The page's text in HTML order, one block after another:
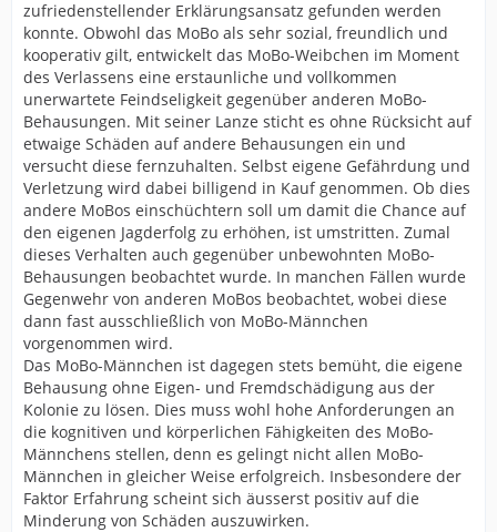
zufriedenstellender Erklärungsansatz gefunden werden
konnte. Obwohl das MoBo als sehr sozial, freundlich und
kooperativ gilt, entwickelt das MoBo-Weibchen im Moment
des Verlassens eine erstaunliche und vollkommen
unerwartete Feindseligkeit gegenüber anderen MoBo-
Behausungen. Mit seiner Lanze sticht es ohne Rücksicht auf
etwaige Schäden auf andere Behausungen ein und
versucht diese fernzuhalten. Selbst eigene Gefährdung und
Verletzung wird dabei billigend in Kauf genommen. Ob dies
andere MoBos einschüchtern soll um damit die Chance auf
den eigenen Jagderfolg zu erhöhen, ist umstritten. Zumal
dieses Verhalten auch gegenüber unbewohnten MoBo-
Behausungen beobachtet wurde. In manchen Fällen wurde
Gegenwehr von anderen MoBos beobachtet, wobei diese
dann fast ausschließlich von MoBo-Männchen
vorgenommen wird.
Das MoBo-Männchen ist dagegen stets bemüht, die eigene
Behausung ohne Eigen- und Fremdschädigung aus der
Kolonie zu lösen. Dies muss wohl hohe Anforderungen an
die kognitiven und körperlichen Fähigkeiten des MoBo-
Männchens stellen, denn es gelingt nicht allen MoBo-
Männchen in gleicher Weise erfolgreich. Insbesondere der
Faktor Erfahrung scheint sich äusserst positiv auf die
Minderung von Schäden auszuwirken.